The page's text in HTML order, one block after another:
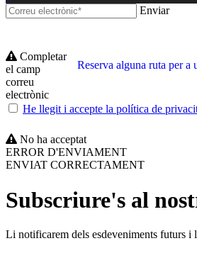
Reserva alguna ruta per a
Enviar
Completar
el camp
correu
electrònic
He llegit i accepte la política de
No ha acceptat
ERROR D'ENVIAMENT
ENVIAT CORRECTAMENT
Subscriure's al
Li notificarem dels esdeveniments futurs i